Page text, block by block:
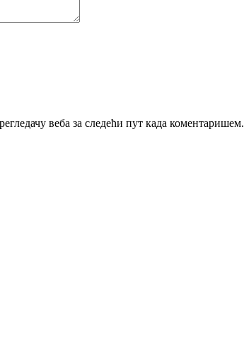
веба за следећи пут када коментаришем.